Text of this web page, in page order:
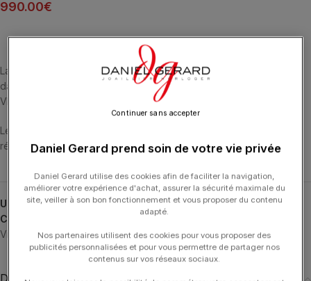
990.00€
La quintessence du style Morganne Bello : la pierre en majesté
dans des lignes empreintes d’élégance et de pureté. COLLIER
VICTORIA ONYX (4.02 CARATS) OR ROSE 750.
Les colliers ont une longueur de 42 cm et ont 3 anneaux de
réglage.
UGS :7033PB115
Catégories :
MORGANNE BELLO
Victoria
Description
Daniel Gerard prend soin de votre vie privée
Daniel Gerard utilise des cookies afin de faciliter la navigation,
améliorer votre expérience d'achat, assurer la sécurité maximale du
site, veiller à son bon fonctionnement et vous proposer du contenu
adapté.
Nos partenaires utilisent des cookies pour vous proposer des
publicités personnalisées et pour vous permettre de partager nos
contenus sur vos réseaux sociaux.
Continuer sans accepter